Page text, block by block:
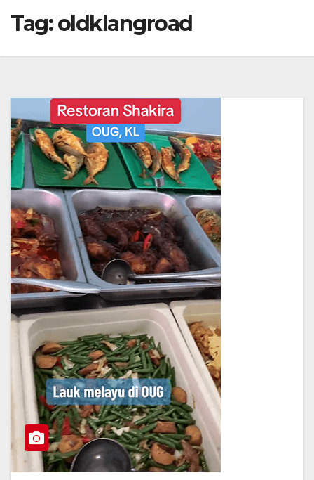
Tag:oldklangroad